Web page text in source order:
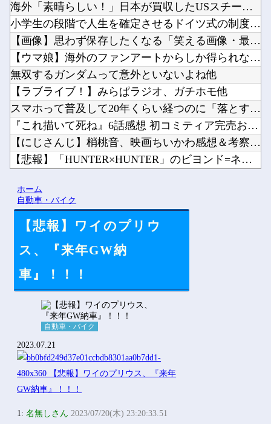
海外「素晴らしい！」日本が買収したUSスチール驚異の大復活に...
小学生の段階で人生を確定させるドイツ式の制度、「バカを振い落...
【画像】思わず保存したくなる「笑える画像・最高な画像」貼って...
【ウマ娘】海外のファンアートからしか得られない栄養素がある。...
無双するガンダムって意外といないよね他
【ラブライブ！】みらぱラジオ、ガチホモ他
スマホって普及して20年くらい経つのに「落とすだけで割れる」...
『これ描いて死ね』6話感想 初コミティア完売おめでとう！他
【にじさんじ】梢桃音、映画ちいかわ感想＆考察会＆平和的解決R...
【悲報】「HUNTER×HUNTER」のビヨンド=ネテロさん...
【ホロライブ】トワ様3D新衣装くっぞ！他
ホーム
自動車・バイク
【悲報】ワイのプリウ
ス、『来年GW納
車』！！！
自動車・バイク
2023.07.21
1:名無しさん 2023/07/20(木) 23:20:33.51